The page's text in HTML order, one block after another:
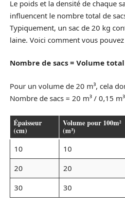
Le poids et la densité de chaque
influencent le nombre total de
Typiquement, un sac de 20 kg
laine. Voici comment vous
Nombre de sacs = Volume
Pour un volume de 20 m³, cela
Nombre de sacs = 20 m³ / 0,15
Épaisseur
(cm)
Volume pour 100m²
(m³)
10 10
20
20
30
30